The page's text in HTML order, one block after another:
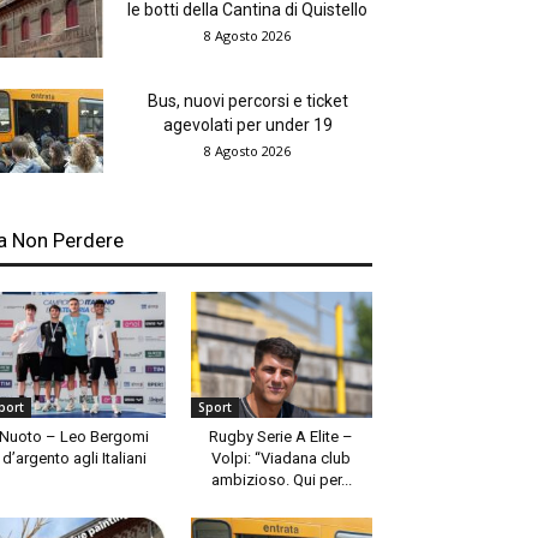
le botti della Cantina di Quistello
8 Agosto 2026
Bus, nuovi percorsi e ticket
agevolati per under 19
8 Agosto 2026
Non Perdere
Nuoto – Leo Bergomi
d’argento agli Italiani
Sport
Rugby Serie A Elite –
Volpi: “Viadana club
ambizioso. Qui per...